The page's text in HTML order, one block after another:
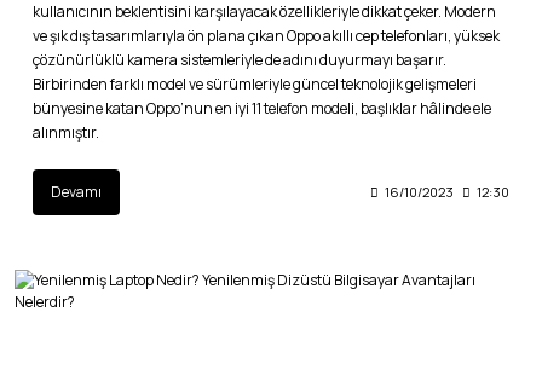
kullanıcının beklentisini karşılayacak özellikleriyle dikkat çeker. Modern
ve şık dış tasarımlarıyla ön plana çıkan Oppo akıllı cep telefonları, yüksek
çözünürlüklü kamera sistemleriyle de adını duyurmayı başarır.
Birbirinden farklı model ve sürümleriyle güncel teknolojik gelişmeleri
bünyesine katan Oppo’nun en iyi 11 telefon modeli, başlıklar hâlinde ele
alınmıştır.
Devamı 16/10/2023 12:30